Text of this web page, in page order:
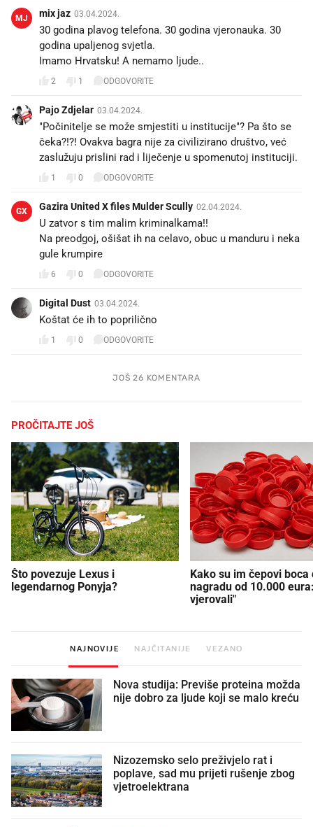
MJ mix jaz 03.04.2024.
30 godina plavog telefona. 30 godina vjeronauka. 30
godina upaljenog svjetla.
Imamo Hrvatsku! A nemamo ljude..
2 1 ODGOVORITE
Pajo Zdjelar 03.04.2024.
"Počinitelje se može smjestiti u institucije"? Pa što se
čeka?!?! Ovakva bagra nije za civilizirano društvo, već
zaslužuju prislini rad i liječenje u spomenutoj instituciji.
1 0 ODGOVORITE
GX Gazira United X files Mulder Scully 02.04.2024.
U zatvor s tim malim kriminalkama!!
Na preodgoj, ošišat ih na celavo, obuc u manduru i neka
gule krumpire
6 0 ODGOVORITE
Digital Dust 03.04.2024.
Koštat će ih to poprilično
1 0 ODGOVORITE
JOŠ 26 KOMENTARA
PROČITAJTE JOŠ
Što povezuje Lexus i
legendarnog Ponyja?
Kako su im čepovi boca
nagradu od 10.000
vjerovali"
NAJNOVIJE NAJČITANIJE VEZANO
Nova studija: Previše proteina možda
nije dobro za ljude koji se malo kreću
Nizozemsko selo preživjelo rat i
poplave, sad mu prijeti rušenje zbog
vjetroelektrana